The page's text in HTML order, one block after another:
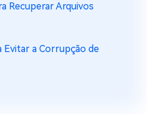
Recuperar Arquivos
Evitar a Corrupção de